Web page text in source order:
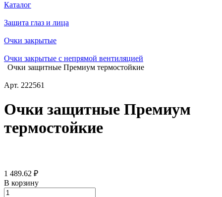
Каталог
Защита глаз и лица
Очки закрытые
Очки закрытые с непрямой вентиляцией
Очки защитные Премиум термостойкие
Арт. 222561
Очки защитные Премиум
термостойкие
1 489.62 ₽
В корзину